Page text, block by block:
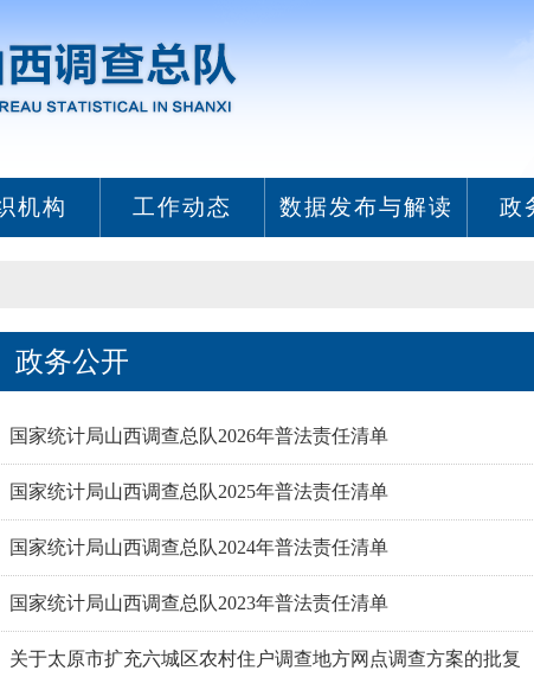
机构 工作动态 数据发布与解读 政
政务公开
国家统计局山西调查总队2026年普法责任清单
国家统计局山西调查总队2025年普法责任清单
国家统计局山西调查总队2024年普法责任清单
国家统计局山西调查总队2023年普法责任清单
关于太原市扩充六城区农村住户调查地方网点调查方案的批复